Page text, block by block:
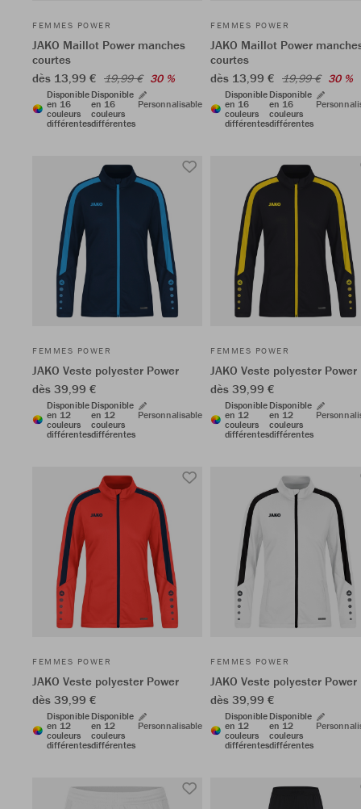
FEMMES POWER
JAKO Maillot Power manches
courtes
dès 13,99 € 19,99 € 30 %
Disponible
en 16
couleurs
différentes
Disponible
en 16
couleurs
différentes
Personnalisable
FEMMES POWER
JAKO Maillot Power
courtes
dès 13,99 € 19,99 € 30 %
Disponible
en 16
couleurs
différentes
Disponible
en 16
couleurs
différentes
FEMMES POWER
JAKO Veste polyester Power
dès 39,99 €
Disponible
en 12
couleurs
différentes
Disponible
en 12
couleurs
différentes
Personnalisable
FEMMES POWER
JAKO Veste polyester Power
dès 39,99 €
Disponible
en 12
couleurs
différentes
Disponible
en 12
couleurs
différentes
FEMMES POWER
JAKO Veste polyester Power
dès 39,99 €
Disponible
en 12
couleurs
différentes
Disponible
en 12
couleurs
différentes
Personnalisable
FEMMES POWER
JAKO Veste polyester Power
dès 39,99 €
Disponible
en 12
couleurs
différentes
Disponible
en 12
couleurs
différentes